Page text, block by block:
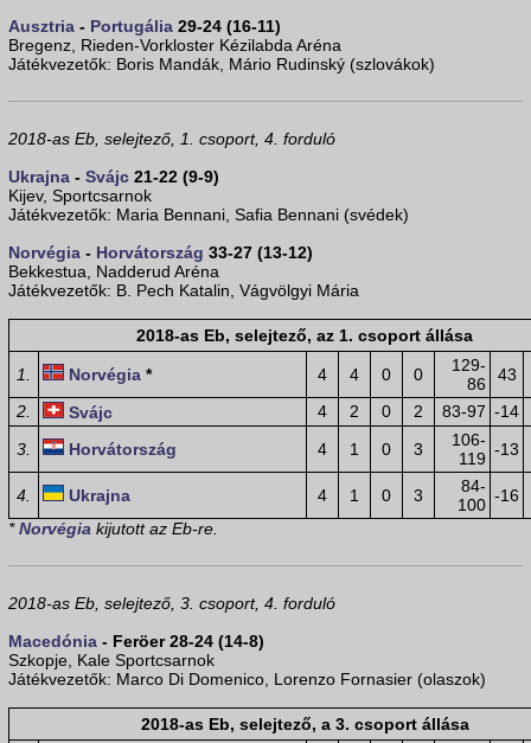
Ausztria - Portugália 29-24 (16-11)
Bregenz, Rieden-Vorkloster Kézilabda Aréna
Játékvezetők: Boris Mandák, Mário Rudinský (szlovákok)
2018-as Eb, selejtező, 1. csoport, 4. forduló
Ukrajna - Svájc 21-22 (9-9)
Kijev, Sportcsarnok
Játékvezetők: Maria Bennani, Safia Bennani (svédek)
Norvégia - Horvátország 33-27 (13-12)
Bekkestua, Nadderud Aréna
Játékvezetők: B. Pech Katalin, Vágvölgyi Mária
2018-as Eb, selejtező, az 1. csoport állása
1. Norvégia * 4 4 0 0
129-
86
43
2.
Svájc 4 2 0 2 83-97 -14
3.
Horvátország 4 1 0 3
106-
119 -13
4. Ukrajna 4 1 0 3
84-
100 -16
*Norvégia kijutott az Eb-re.
2018-as Eb, selejtező, 3. csoport, 4. forduló
Macedónia - Feröer 28-24 (14-8)
Szkopje, Kale Sportcsarnok
Játékvezetők: Marco Di Domenico, Lorenzo Fornasier (olaszok)
2018-as Eb, selejtező, a 3. csoport állása